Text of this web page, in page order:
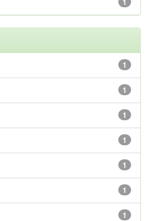
1
1
1
1
1
1
1